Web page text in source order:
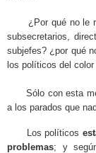
¿Por qué no le
subsecretarios,
subjefes? ¿por qué
los políticos del color
Sólo con esta
a los parados que
Los políticos
problemas; y